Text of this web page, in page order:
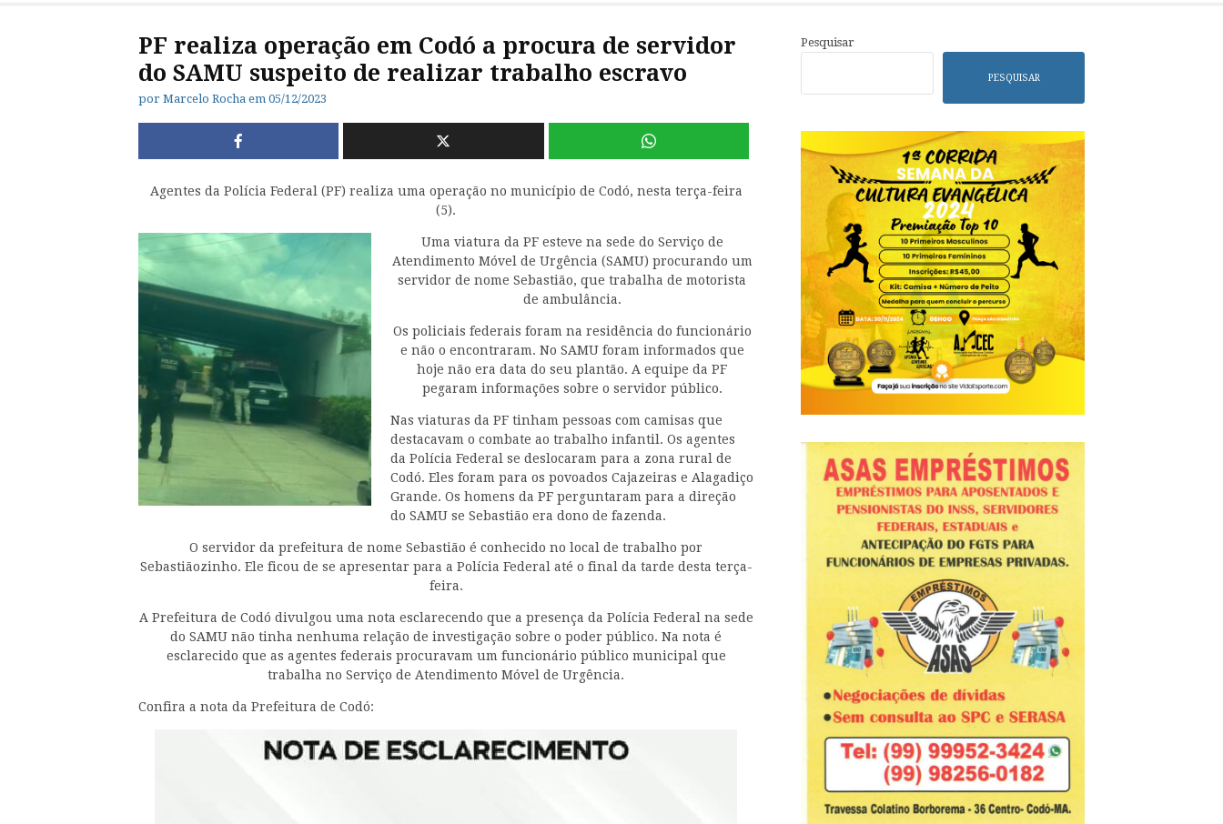
PF realiza operação em Codó a procura de servidor
do SAMU suspeito de realizar trabalho escravo
por Marcelo Rocha em 05/12/2023
Agentes da Polícia Federal (PF) realiza uma operação no município de Codó, nesta terça-feira
(5).
Uma viatura da PF esteve na sede do Serviço de
Atendimento Móvel de Urgência (SAMU) procurando um
servidor de nome Sebastião, que trabalha de motorista
de ambulância.
Os policiais federais foram na residência do funcionário
e não o encontraram. No SAMU foram informados que
hoje não era data do seu plantão. A equipe da PF
pegaram informações sobre o servidor público.
Nas viaturas da PF tinham pessoas com camisas que
destacavam o combate ao trabalho infantil. Os agentes
da Polícia Federal se deslocaram para a zona rural de
Codó. Eles foram para os povoados Cajazeiras e Alagadiço
Grande. Os homens da PF perguntaram para a direção
do SAMU se Sebastião era dono de fazenda.
O servidor da prefeitura de nome Sebastião é conhecido no local de trabalho por
Sebastiãozinho. Ele ficou de se apresentar para a Polícia Federal até o final da tarde desta terça-
feira.
A Prefeitura de Codó divulgou uma nota esclarecendo que a presença da Polícia Federal na sede
do SAMU não tinha nenhuma relação de investigação sobre o poder público. Na nota é
esclarecido que as agentes federais procuravam um funcionário público municipal que
trabalha no Serviço de Atendimento Móvel de Urgência.
Confira a nota da Prefeitura de Codó:
Pesquisar
PESQUISAR